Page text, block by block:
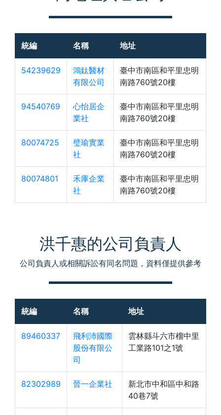
統編 名稱 地址
54239629
鴻鈦醫材
有限公司
臺中市南區和平里忠明
南路760號20樓
94540769
心怡居企
業社
臺中市南區和平里忠明
南路760號20樓
80074725
璧瑜實業
社
臺中市南區和平里忠明
南路760號20樓
80074801
禾庫企業
社
臺中市南區和平里忠明
南路760號20樓
洪千惠的公司負責人
公司負責人或相關訴訟有同名問題，資料僅提供參考
統編 名稱 地址
89460337
飛利沛國際
股份有限公
司
雲林縣斗六市榴中里
工業路101之1號
82302989 晉一企業社
新北市中和區中和路
40巷7號